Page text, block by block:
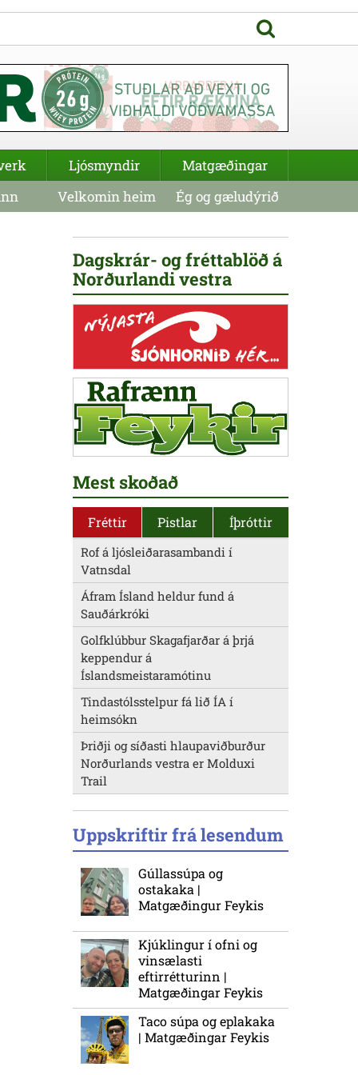
Dagskrár- og fréttablöð á
Norðurlandi vestra
Mest skoðað
Fréttir Pistlar Íþróttir
Rof á ljósleiðarasambandi í
Vatnsdal
Áfram Ísland heldur fund á
Sauðárkróki
Golfklúbbur Skagafjarðar á þrjá
keppendur á
Íslandsmeistaramótinu
Tindastólsstelpur fá lið ÍA í
heimsókn
Þriðji og síðasti hlaupaviðburður
Norðurlands vestra er Molduxi
Trail
Uppskriftir frá lesendum
Gúllassúpa og
ostakaka |
Matgæðingur Feykis
Kjúklingur í ofni og
vinsælasti
eftirrétturinn |
Matgæðingar Feykis
Taco súpa og eplakaka
| Matgæðingar Feykis
Ljósmyndir
Matgæðingar
Velkomin heim Ég og gæludýrið